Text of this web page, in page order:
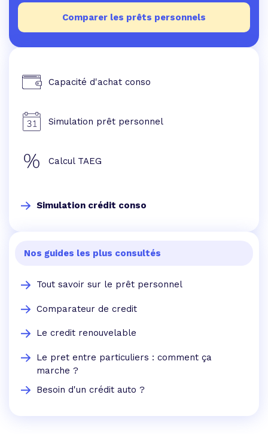
Comparer les prêts personnels
Capacité d'achat conso
Simulation prêt personnel
Calcul TAEG
Simulation crédit conso
Nos guides les plus consultés
Tout savoir sur le prêt personnel
Comparateur de credit
Le credit renouvelable
Le pret entre particuliers : comment ça
marche ?
Besoin d'un crédit auto ?